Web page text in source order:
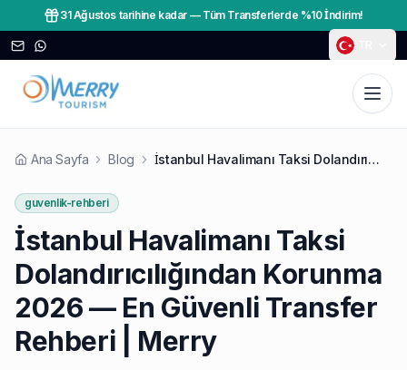
31 Ağustos tarihine kadar — Tüm Transferlerde %10 İndirim!
Ana Sayfa Blog İstanbul Havalimanı Taksi Dolandırıcılığından Korunma 2026 — En Güvenli Transfer Rehberi | Merry
guvenlik-rehberi
İstanbul Havalimanı Taksi
Dolandırıcılığından Korunma
2026 — En Güvenli Transfer
Rehberi | Merry